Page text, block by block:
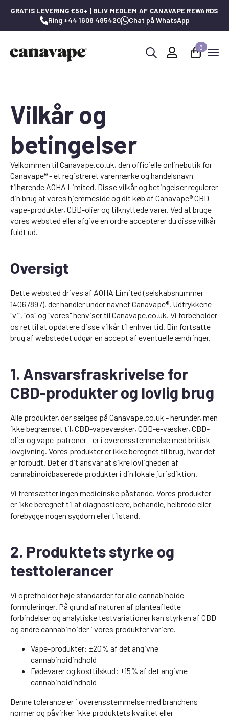
GRATIS LEVERING £50+ | BLIV MEDLEM AF CANAVAPE REWARDS
Ring +44 1608 485420 Chat på WhatsApp
0
Vilkår og
betingelser
Velkommen til Canavape.co.uk, den officielle onlinebutik for
Canavape® - et registreret varemærke og handelsnavn
tilhørende AOHA Limited. Disse vilkår og betingelser regulerer
din brug af vores hjemmeside og dit køb af Canavape® CBD
vape-produkter, CBD-olier og tilknyttede varer. Ved at bruge
vores websted eller afgive en ordre accepterer du disse vilkår
fuldt ud.
Oversigt
Dette websted drives af AOHA Limited (selskabsnummer
14067897), der handler under navnet Canavape®. Udtrykkene
"vi", "os" og "vores" henviser til Canavape.co.uk. Vi forbeholder
os ret til at opdatere disse vilkår til enhver tid. Din fortsatte
brug af webstedet udgør en accept af eventuelle ændringer.
1. Ansvarsfraskrivelse for
CBD-produkter og lovlig brug
Alle produkter, der sælges på Canavape.co.uk - herunder, men
ikke begrænset til, CBD-vapevæsker, CBD-e-væsker, CBD-
olier og vape-patroner - er i overensstemmelse med britisk
lovgivning. Vores produkter er ikke beregnet til brug, hvor det
er forbudt. Det er dit ansvar at sikre lovligheden af
cannabinoidbaserede produkter i din lokale jurisdiktion.
Vi fremsætter ingen medicinske påstande. Vores produkter
er ikke beregnet til at diagnosticere, behandle, helbrede eller
forebygge nogen sygdom eller tilstand.
2. Produktets styrke og
testtolerancer
Vi opretholder høje standarder for alle cannabinoide
formuleringer. På grund af naturen af planteafledte
forbindelser og analytiske testvariationer kan styrken af CBD
og andre cannabinoider i vores produkter variere.
Vape-produkter: ±20% af det angivne
cannabinoidindhold
Fødevarer og kosttilskud: ±15% af det angivne
cannabinoidindhold
Denne tolerance er i overensstemmelse med branchens
normer og påvirker ikke produktets kvalitet eller